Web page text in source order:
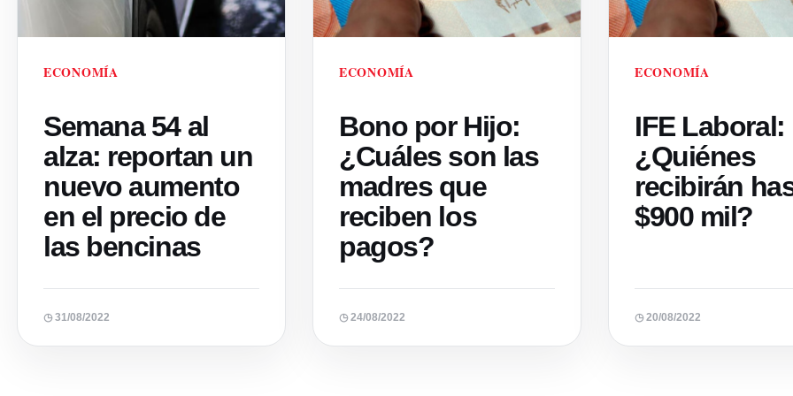
ECONOMÍA
Semana 54 al
alza: reportan un
nuevo aumento
en el precio de
las bencinas
◷ 31/08/2022
ECONOMÍA
Bono por Hijo:
¿Cuáles son las
madres que
reciben los
pagos?
◷ 24/08/2022
ECONOMÍA
IFE Laboral:
¿Quiénes
recibirán
$900 mil?
◷ 20/08/2022